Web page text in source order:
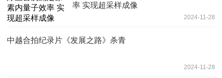
率 实现超采样成像
2024-11-28
中越合拍纪录片《发展之路》杀青
2024-11-28